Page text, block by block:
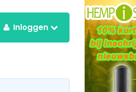
Inloggen